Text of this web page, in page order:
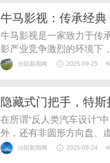
在于其丰富的资源和优质
牛马影视：传承经
牛马影视是一家致力于传
影产业竞争激烈的环境下
备受瞩目。下面我们将从
化的内涵，将其融入电影
汾阳新闻网 2025-09-25
隐藏式门把手，特
在所谓“反人类汽车设计”
外，还有非圆形方向盘、
手有可能在事故中无法弹
汾阳新闻网 2025-09-24